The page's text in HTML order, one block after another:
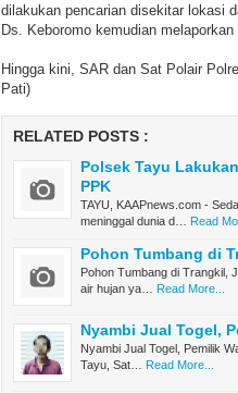
dilakukan pencarian disekitar lokasi
Ds. Keboromo kemudian
Hingga kini, SAR dan Sat Polair
Pati)
RELATED POSTS :
Polsek Tayu
PPK
TAYU, KAAPnews.com -
meninggal dunia d…
Read
Pohon Tumbang di
Pohon Tumbang di Trangkil,
air hujan ya…
Read More...
Nyambi Jual Togel,
Nyambi Jual Togel, Pemilik
Tayu, Sat…
Read More...